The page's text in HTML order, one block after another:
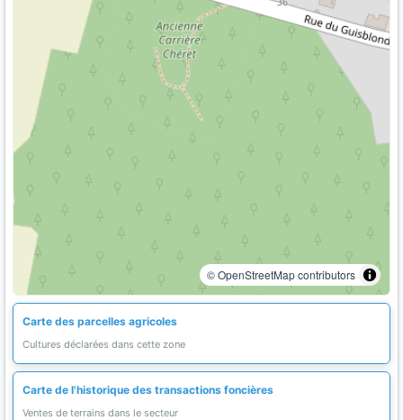
© OpenStreetMap contributors
Carte des parcelles agricoles
Cultures déclarées dans cette zone
Carte de l'historique des transactions foncières
Ventes de terrains dans le secteur